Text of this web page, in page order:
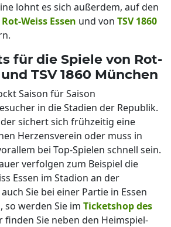
lohnt es sich außerdem, auf den
Weiss Essen und von TSV 1860
für die Spiele von Rot-
TSV 1860 München
Saison für Saison
in die Stadien der Republik.
sichert sich frühzeitig eine
Herzensverein oder muss in
bei Top-Spielen schnell sein.
verfolgen zum Beispiel die
Essen im Stadion an der
Sie bei einer Partie in Essen
so werden Sie im Ticketshop des
finden Sie neben den Heimspiel-